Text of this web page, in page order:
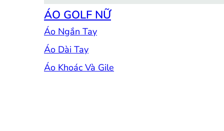
ÁO GOLF NỮ
Áo Ngắn Tay
Áo Dài Tay
Áo Khoác Và Gile